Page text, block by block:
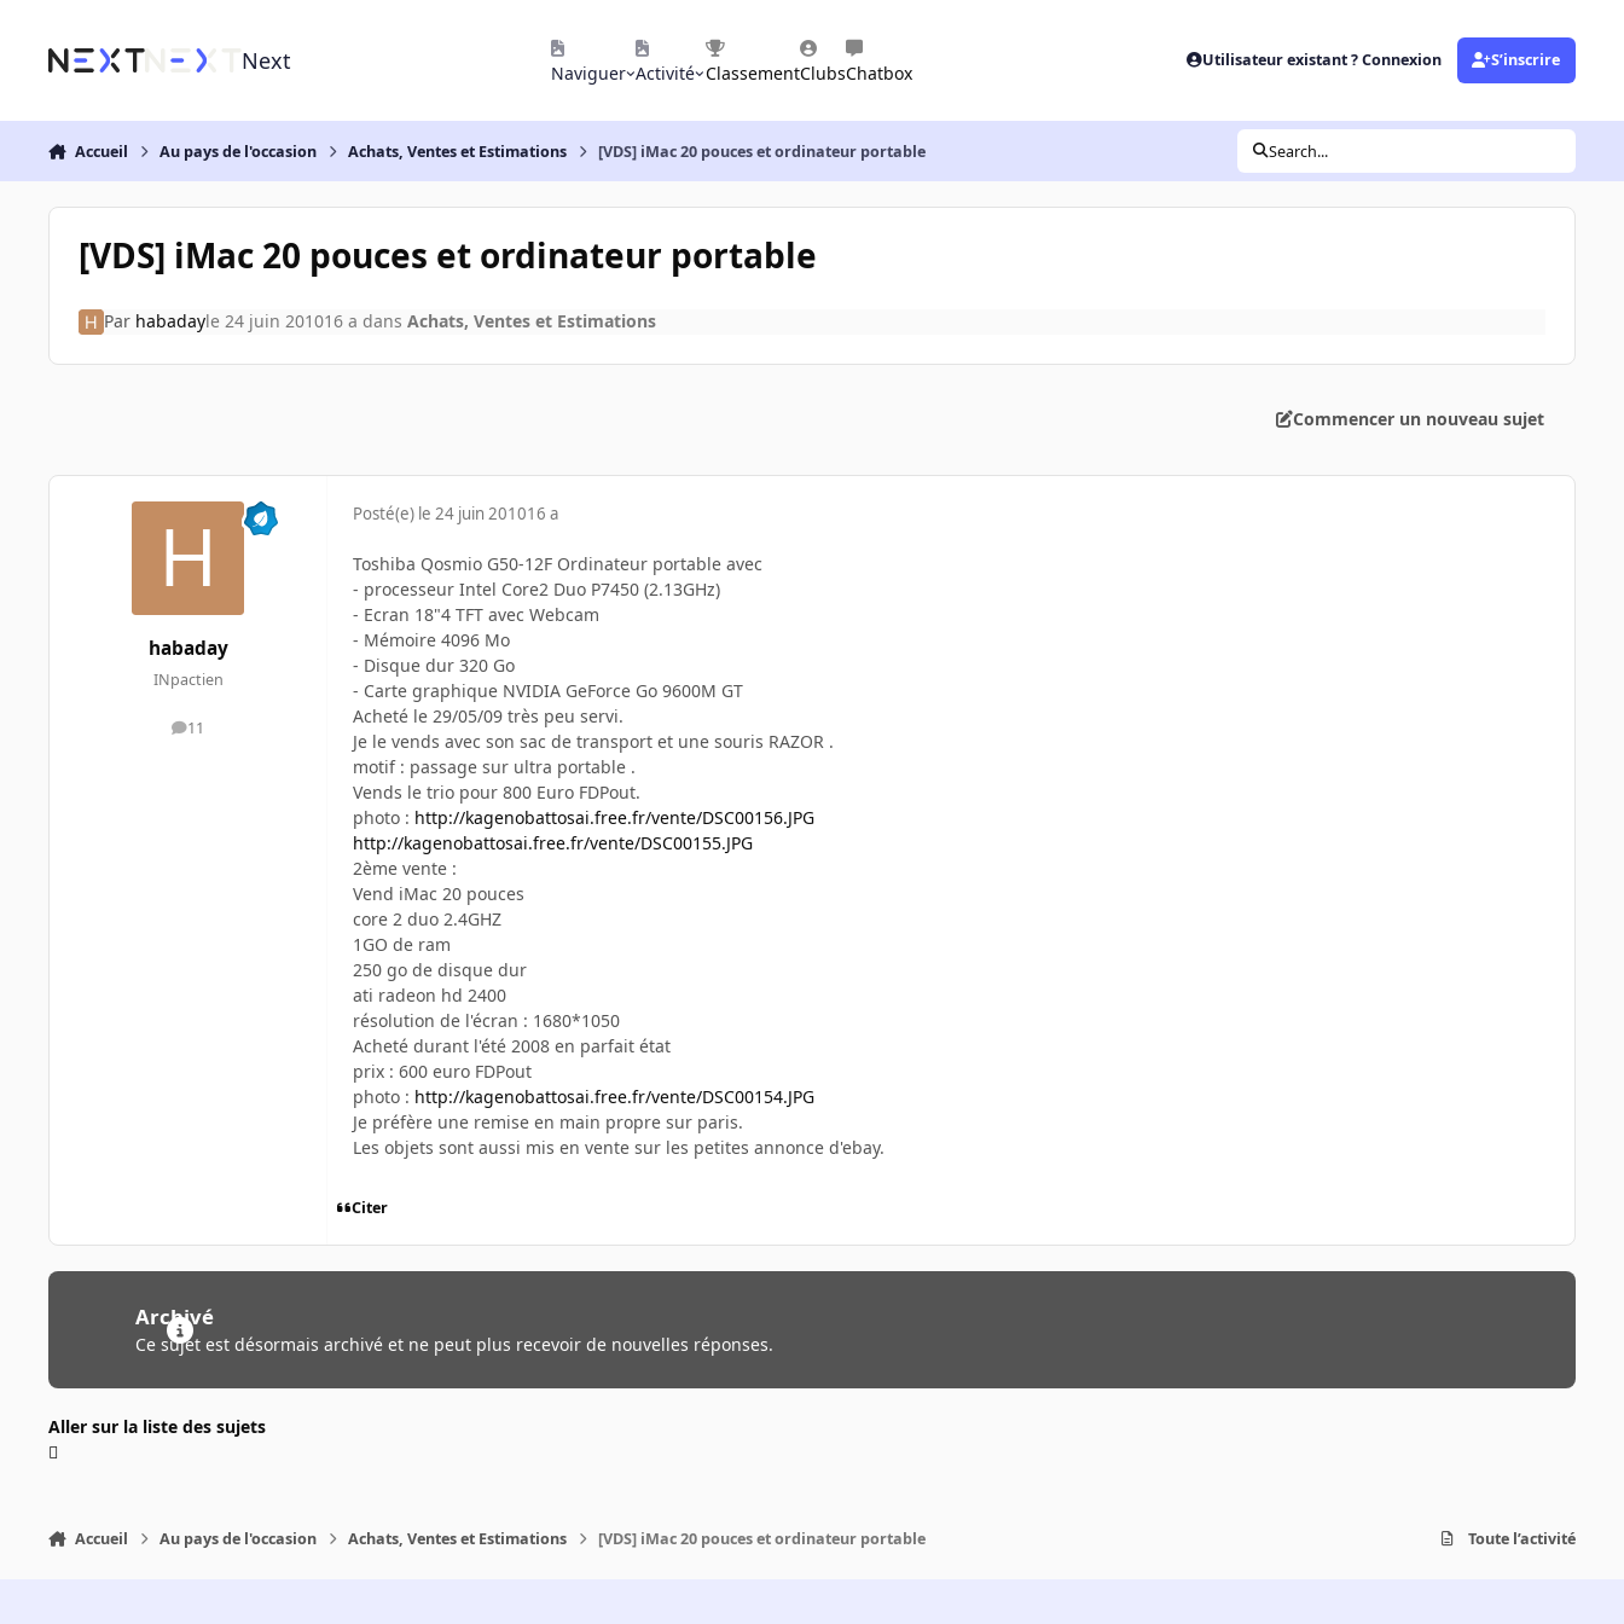
Next Naviguer Activité ClassementClubsChatbox
Utilisateur existant ? Connexion S’inscrire
Accueil Au pays de l'occasion Achats, Ventes et Estimations [VDS] iMac 20 pouces et ordinateur portable Search...
[VDS] iMac 20 pouces et ordinateur portable
Par habadayle 24 juin 201016 a dans Achats, Ventes et Estimations
Commencer un nouveau sujet
habaday
INpactien
11
messages
Posté(e) le 24 juin 201016 a
Toshiba Qosmio G50-12F Ordinateur portable avec
- processeur Intel Core2 Duo P7450 (2.13GHz)
- Ecran 18"4 TFT avec Webcam
- Mémoire 4096 Mo
- Disque dur 320 Go
- Carte graphique NVIDIA GeForce Go 9600M GT
Acheté le 29/05/09 très peu servi.
Je le vends avec son sac de transport et une souris RAZOR .
motif : passage sur ultra portable .
Vends le trio pour 800 Euro FDPout.
photo : http://kagenobattosai.free.fr/vente/DSC00156.JPG
http://kagenobattosai.free.fr/vente/DSC00155.JPG
2ème vente :
Vend iMac 20 pouces
core 2 duo 2.4GHZ
1GO de ram
250 go de disque dur
ati radeon hd 2400
résolution de l'écran : 1680*1050
Acheté durant l'été 2008 en parfait état
prix : 600 euro FDPout
photo : http://kagenobattosai.free.fr/vente/DSC00154.JPG
Je préfère une remise en main propre sur paris.
Les objets sont aussi mis en vente sur les petites annonce d'ebay.
Citer
Archivé
Ce sujet est désormais archivé et ne peut plus recevoir de nouvelles réponses.
Aller sur la liste des sujets
Accueil Au pays de l'occasion Achats, Ventes et Estimations [VDS] iMac 20 pouces et ordinateur portable Toute l’activité